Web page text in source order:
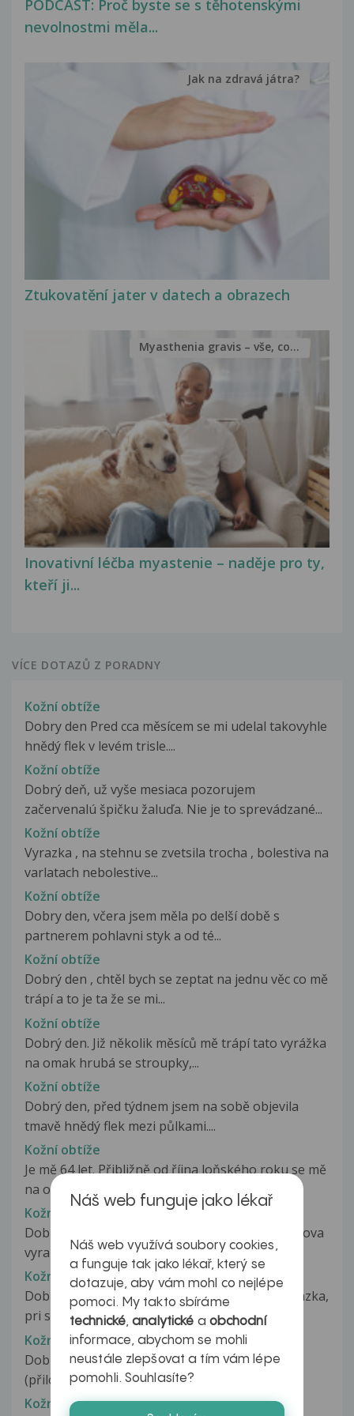
PODCAST: Proč byste se s těhotenskými
nevolnostmi měla...
Ztukovatění jater v datech a obrazech
Jak na zdravá játra?
Inovativní léčba myastenie – naděje pro ty,
kteří ji...
Myasthenia gravis – vše, co...
VÍCE DOTAZŮ Z PORADNY
Kožní obtíže
Dobry den Pred cca měsícem se mi udelal takovyhle
hnědý flek v levém trisle....
Kožní obtíže
Dobrý deň, už vyše mesiaca pozorujem
začervenalú špičku žaluďa. Nie je to sprevádzané...
Kožní obtíže
Vyrazka , na stehnu se zvetsila trocha , bolestiva na
varlatach nebolestive...
Kožní obtíže
Dobry den, včera jsem měla po delší době s
partnerem pohlavni styk a od té...
Kožní obtíže
Dobrý den , chtěl bych se zeptat na jednu věc co mě
trápí a to je ta že se mi...
Kožní obtíže
Dobrý den. Již několik měsíců mě trápí tato vyrážka
na omak hrubá se stroupky,...
Kožní obtíže
Dobrý den, před týdnem jsem na sobě objevila
tmavě hnědý flek mezi půlkami....
Kožní obtíže
Je mě 64 let. Přibližně od října loňského roku se mě
na obličeji začaly objevovat...
Kožní obtíže
Dobry den. Asi pred tydnem se mi objevila kruhova
vyrazka na holeni (prikladam...
Kožní obtíže
Dobry den, na koreni penisu sa mi objavila vyrazka,
pri stlaceni medzi prstami...
Kožní obtíže
Dobrý den cca rok a půl mám na trupu skrvnu
(přiložené foto) nijak nesvědí nepálí....
Kožní obtíže
Náš web funguje jako lékař
Náš web využívá soubory cookies,
a funguje tak jako lékař, který se
dotazuje, aby vám mohl co nejlépe
pomoci. My takto sbíráme
technické,analytické a obchodní
informace, abychom se mohli
neustále zlepšovat a tím vám lépe
pomohli. Souhlasíte?